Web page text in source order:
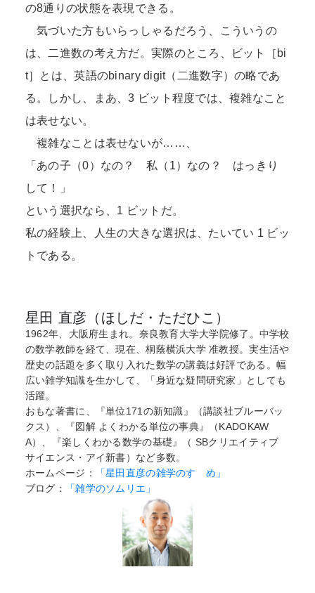
の8通りの状態を表現できる。
気づいた方もいらっしゃるだろう、こういうの
は、二進数の考え方だ。実際のところ、ビット［bi
t］とは、英語のbinary digit（二進数字）の略であ
る。しかし、まあ、3 ビット程度では、複雑なこと
は表せない。
複雑なことは表せないが……、
「あの子（0）なの？ 私（1）なの？ はっきり
して！」
という選択なら、1 ビットだ。
私の経験上、人生の大きな選択は、たいてい 1 ビッ
トである。
星田 直彦（ほしだ・ただひこ）
1962年、大阪府生まれ。奈良教育大学大学院修了。中学校
の数学教師を経て、現在、桐蔭横浜大学 准教授。実生活や
歴史の話題を多く取り入れた数学の講義は好評である。幅
広い雑学知識を生かして、「身近な疑問研究家」としても
活躍。
おもな著書に、『単位171の新知識』（講談社ブルーバッ
クス）、『図解 よくわかる単位の事典』（KADOKAW
A）、『楽しくわかる数学の基礎』（ SBクリエイティブ
サイエンス・アイ新書）など多数。
ホームページ：
「星田直彦の雑学のすゝめ」
ブログ：
「雑学のソムリエ」